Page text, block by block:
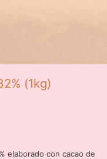
(1kg)
elaborado con cacao de